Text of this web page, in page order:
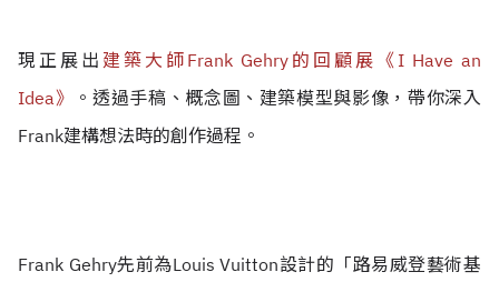
現正展出 建築大師Frank Gehry的回顧展《I Have an
Idea》
。透過手稿、概念圖、建築模型與影像，帶你深入
Frank建構想法時的創作過程。
Frank Gehry先前為Louis Vuitton設計的「路易威登藝術基